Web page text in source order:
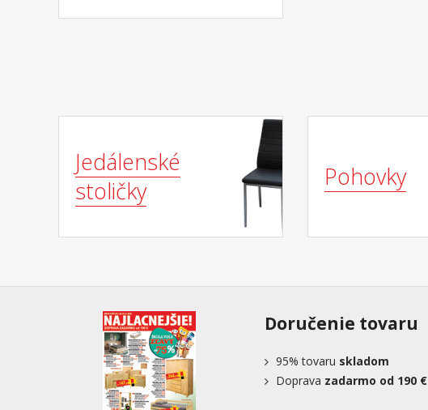
Jedálenské
stoličky
Pohovky
Doručenie tovaru
95% tovaru skladom
Doprava zadarmo od 190 €